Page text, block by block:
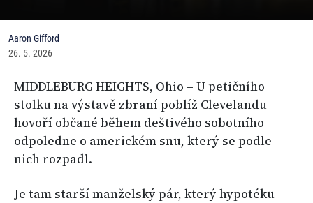
Aaron Gifford
26. 5. 2026
MIDDLEBURG HEIGHTS, Ohio – U petičního
stolku na výstavě zbraní poblíž Clevelandu
hovoří občané během deštivého sobotního
odpoledne o americkém snu, který se podle
nich rozpadl.
Je tam starší manželský pár, který hypotéku